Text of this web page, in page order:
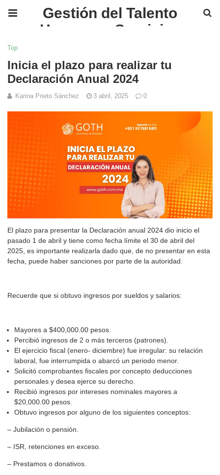
Gestión del Talento
Humano y Servicios
GOTH
Top
Inicia el plazo para realizar tu
Declaración Anual 2024
Karina Prieto Sánchez 3 abril, 2025 0
El plazo para presentar la Declaración anual 2024 dio inicio el
pasado 1 de abril y tiene como fecha límite el 30 de abril del
2025, es importante realizarla dado que, de no presentar en esta
fecha, puede haber sanciones por parte de la autoridad.
Recuerde que si obtuvo ingresos por sueldos y salarios:
Mayores a $400,000.00 pesos.
Percibió ingresos de 2 o más terceros (patrones).
El ejercicio fiscal (enero- diciembre) fue irregular: su relación
laboral, fue interrumpida o abarcó un periodo menor.
Solicitó comprobantes fiscales por concepto deducciones
personales y desea ejerce su derecho.
Recibió ingresos por intereses nominales mayores a
$20,000.00 pesos.
Obtuvo ingresos por alguno de los siguientes conceptos:
– Jubilación o pensión.
– ISR, retenciones en exceso.
– Prestamos o donativos.